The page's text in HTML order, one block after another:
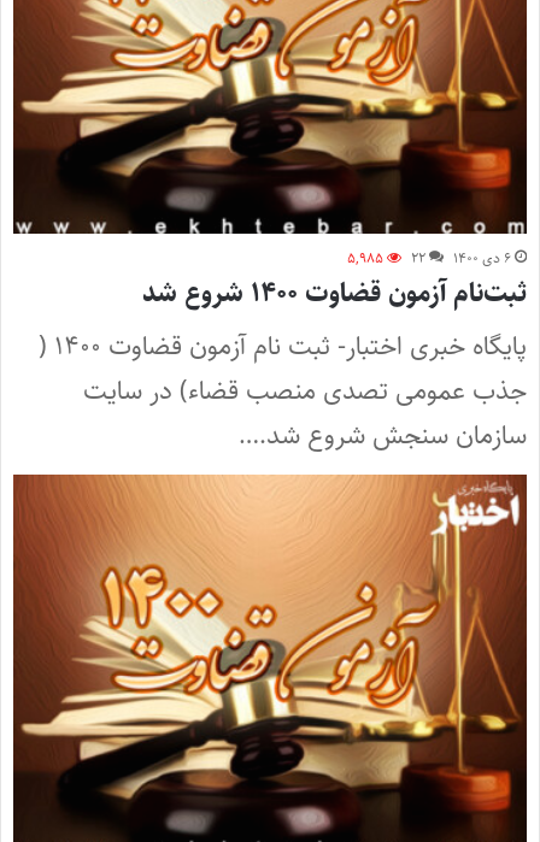
۶ دی ۱۴۰۰ ۲۲ ۵,۹۸۵
ثبت‌نام آزمون قضاوت ۱۴۰۰ شروع شد
پایگاه خبری اختبار- ثبت‌ نام آزمون قضاوت ۱۴۰۰ (
جذب عمومی تصدی منصب قضاء) در سایت
سازمان سنجش شروع شد.…